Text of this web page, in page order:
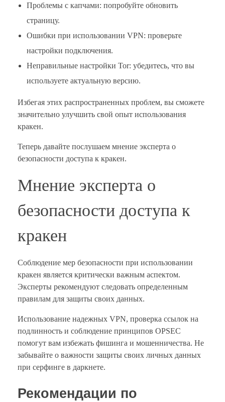
Проблемы с капчами: попробуйте обновить
страницу.
Ошибки при использовании VPN: проверьте
настройки подключения.
Неправильные настройки Tor: убедитесь, что вы
используете актуальную версию.
Избегая этих распространенных проблем, вы сможете
значительно улучшить свой опыт использования
кракен.
Теперь давайте послушаем мнение эксперта о
безопасности доступа к кракен.
Мнение эксперта о
безопасности доступа к
кракен
Соблюдение мер безопасности при использовании
кракен является критически важным аспектом.
Эксперты рекомендуют следовать определенным
правилам для защиты своих данных.
Использование надежных VPN, проверка ссылок на
подлинность и соблюдение принципов OPSEC
помогут вам избежать фишинга и мошенничества. Не
забывайте о важности защиты своих личных данных
при серфинге в даркнете.
Рекомендации по